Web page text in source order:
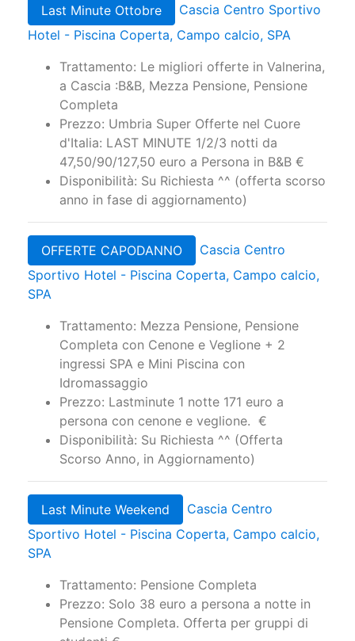
Last Minute Ottobre
Cascia Centro Sportivo
Hotel - Piscina Coperta, Campo calcio, SPA
Trattamento: Le migliori offerte in Valnerina,
a Cascia :B&B, Mezza Pensione, Pensione
Completa
Prezzo: Umbria Super Offerte nel Cuore
d'Italia: LAST MINUTE 1/2/3 notti da
47,50/90/127,50 euro a Persona in B&B €
Disponibilità: Su Richiesta ^^ (offerta scorso
anno in fase di aggiornamento)
OFFERTE CAPODANNO
Cascia Centro
Sportivo Hotel - Piscina Coperta, Campo calcio,
SPA
Trattamento: Mezza Pensione, Pensione
Completa con Cenone e Veglione + 2
ingressi SPA e Mini Piscina con
Idromassaggio
Prezzo: Lastminute 1 notte 171 euro a
persona con cenone e veglione. €
Disponibilità: Su Richiesta ^^ (Offerta
Scorso Anno, in Aggiornamento)
Last Minute Weekend
Cascia Centro
Sportivo Hotel - Piscina Coperta, Campo calcio,
SPA
Trattamento: Pensione Completa
Prezzo: Solo 38 euro a persona a notte in
Pensione Completa. Offerta per gruppi di